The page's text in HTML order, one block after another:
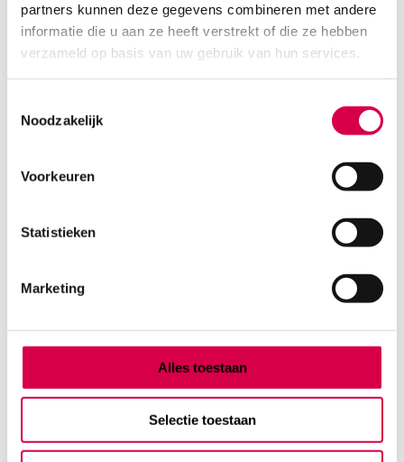
partners kunnen deze gegevens combineren met andere
informatie die u aan ze heeft verstrekt of die ze hebben
verzameld op basis van uw gebruik van hun services.
Noodzakelijk
Voorkeuren
Statistieken
Marketing
Alles toestaan
Selectie toestaan
30 stuks, 75cm x 90cm + Ø 5cm, steriel
52.07
(30)
30 stuks, 75cm x 90cm, steriel